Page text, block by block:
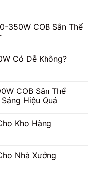
350W COB Sân Thể
Có Dễ Không?
COB Sân Thể
Hiệu Quả
Kho Hàng
Nhà Xưởng